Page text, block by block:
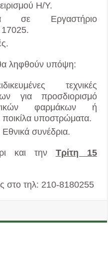
Η/Υ.
σε Εργαστήριο
17025.
ληφθούν υπόψη:
τεχνικές
για προσδιορισμό
φαρμάκων ή
υποστρώματα.
συνέδρια.
και την Τρίτη 15
στο τηλ: 210-8180255